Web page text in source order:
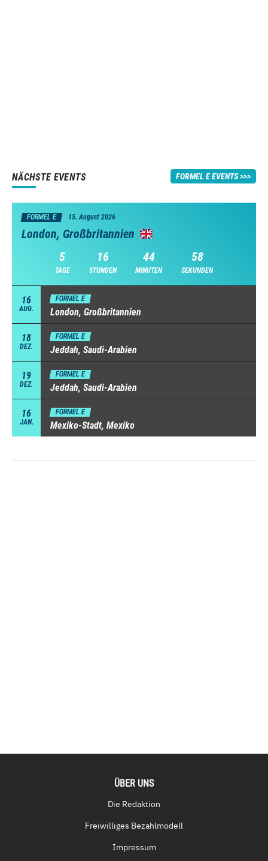
NÄCHSTE EVENTS FORMEL E EVENTS
FORMEL E 15. August 2026
London, Großbritannien
5
TAGE
16
STUNDEN
44
MINUTEN
57
SEKUNDEN
16
AUG.
FORMEL E
London, Großbritannien
18
DEZ.
FORMEL E
Jeddah, Saudi-Arabien
19
DEZ.
FORMEL E
Jeddah, Saudi-Arabien
16
JAN.
FORMEL E
Mexiko-Stadt, Mexiko
ÜBER UNS
Die Redaktion
Freiwilliges Bezahlmodell
Impressum